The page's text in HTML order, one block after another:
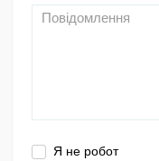
Я не робот